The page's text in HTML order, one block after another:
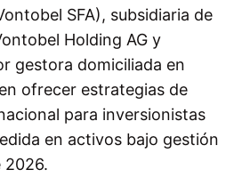
SFA), subsidiaria de
Holding AG y
gestora domiciliada en
ofrecer estrategias de
para inversionistas
en activos bajo gestión
2026.